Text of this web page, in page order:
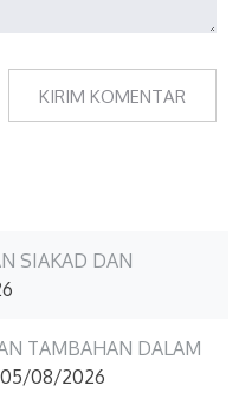
SIAKAD DAN
TAMBAHAN DALAM
05/08/2026